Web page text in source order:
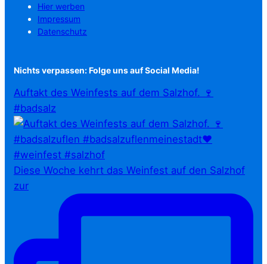
Hier werben
Impressum
Datenschutz
Nichts verpassen: Folge uns auf Social Media!
Auftakt des Weinfests auf dem Salzhof. 🍷
#badsalz
Diese Woche kehrt das Weinfest auf den Salzhof
zur